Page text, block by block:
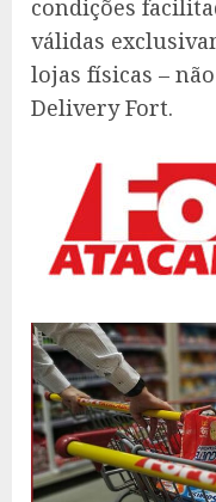
condições
válidas
lojas físicas –
Delivery Fort.